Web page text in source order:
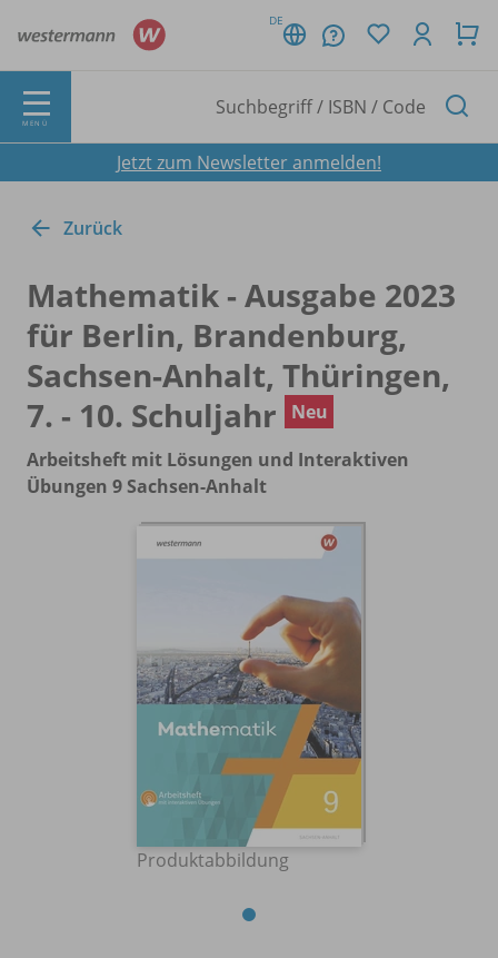
DE
MENÜ
Jetzt zum Newsletter anmelden!
Zurück
Mathematik - Ausgabe 2023
für Berlin, Brandenburg,
Sachsen-Anhalt, Thüringen,
7. - 10. Schuljahr
Neu
Arbeitsheft mit Lösungen und Interaktiven
Übungen 9 Sachsen-Anhalt
Produktabbildung